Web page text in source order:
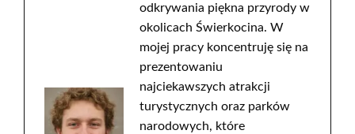
odkrywania piękna przyrody w
okolicach Świerkocina. W
mojej pracy koncentruję się na
prezentowaniu
najciekawszych atrakcji
turystycznych oraz parków
narodowych, które